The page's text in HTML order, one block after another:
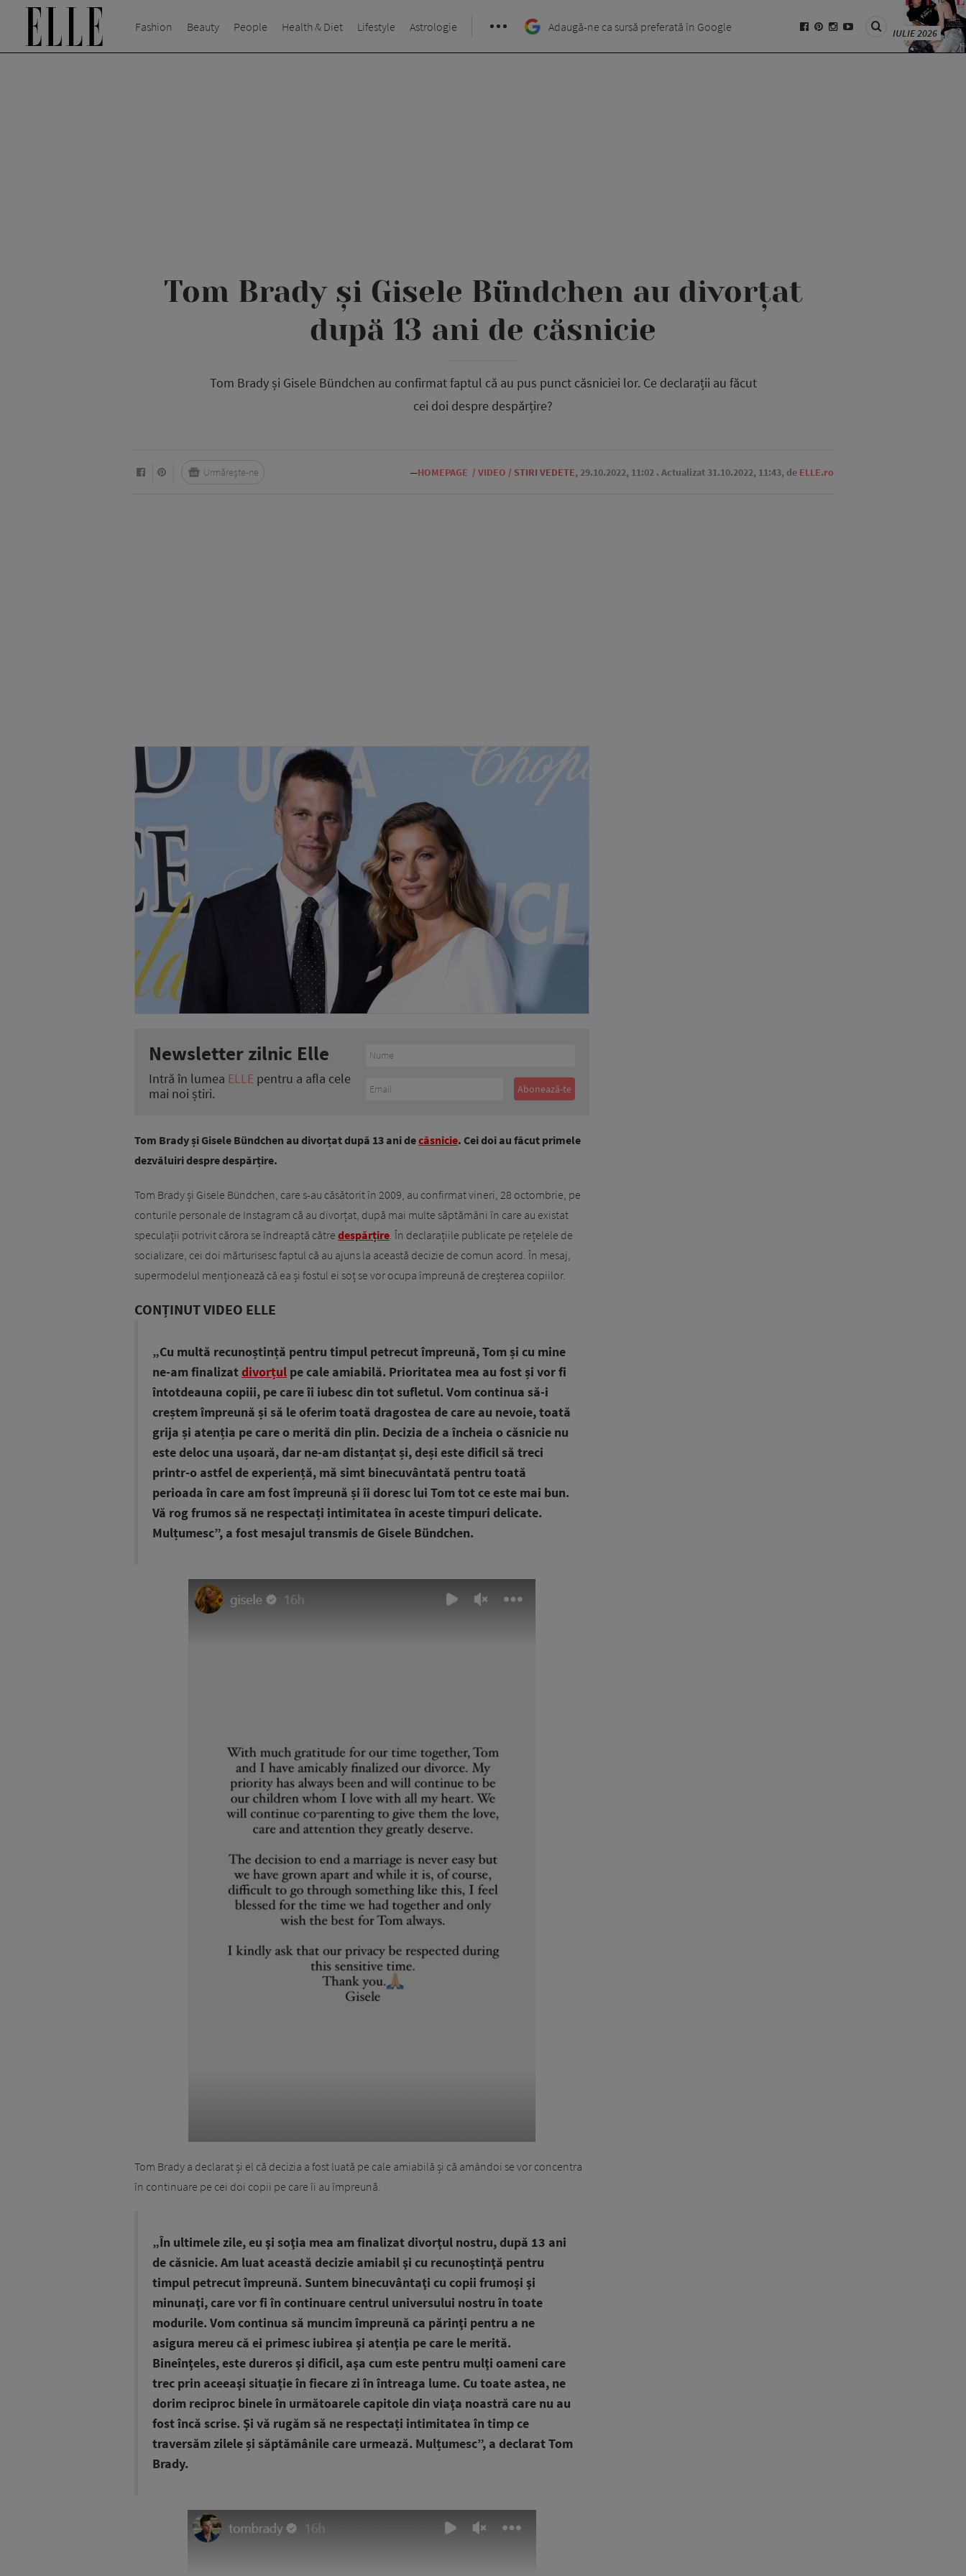
Fashion Beauty People Health & Diet Lifestyle Astrologie Adaugă-ne ca sursă preferată în Google IULIE 2026
Tom Brady și Gisele Bündchen au divorțat
după 13 ani de căsnicie
Tom Brady și Gisele Bündchen au confirmat faptul că au pus punct căsniciei lor. Ce declarații au făcut
cei doi despre despărțire?
—HOMEPAGE / VIDEO / STIRI VEDETE, 29.10.2022, 11:02 . Actualizat 31.10.2022, 11:43, de ELLE.ro
Urmărește-ne
Newsletter zilnic Elle
Intră în lumea ELLE pentru a afla cele
mai noi știri.
Tom Brady și Gisele Bündchen au divorțat după 13 ani decăsnicie. Cei doi au făcut primele
dezvăluiri despre despărțire.
Tom Brady și Gisele Bündchen, care s-au căsătorit în 2009, au confirmat vineri, 28 octombrie, pe
conturile personale de Instagram că au divorțat, după mai multe săptămâni în care au existat
speculații potrivit cărora se îndreaptă către despărțire. În declarațiile publicate pe rețelele de
socializare, cei doi mărturisesc faptul că au ajuns la această decizie de comun acord. În mesaj,
supermodelul menționează că ea și fostul ei soț se vor ocupa împreună de creșterea copiilor.
CONȚINUT VIDEO ELLE
„Cu multă recunoștință pentru timpul petrecut împreună, Tom și cu mine
ne-am finalizatdivorțul pe cale amiabilă. Prioritatea mea au fost și vor fi
întotdeauna copiii, pe care îi iubesc din tot sufletul. Vom continua să-i
creștem împreună și să le oferim toată dragostea de care au nevoie, toată
grija și atenția pe care o merită din plin. Decizia de a încheia o căsnicie nu
este deloc una ușoară, dar ne-am distanțat și, deși este dificil să treci
printr-o astfel de experiență, mă simt binecuvântată pentru toată
perioada în care am fost împreună și îi doresc lui Tom tot ce este mai bun.
Vă rog frumos să ne respectați intimitatea în aceste timpuri delicate.
Mulțumesc”, a fost mesajul transmis de Gisele Bündchen.
Tom Brady a declarat și el că decizia a fost luată pe cale amiabilă și că amândoi se vor concentra
în continuare pe cei doi copii pe care îi au împreună.
„În ultimele zile, eu şi soţia mea am finalizat divorţul nostru, după 13 ani
de căsnicie. Am luat această decizie amiabil şi cu recunoştinţă pentru
timpul petrecut împreună. Suntem binecuvântaţi cu copii frumoşi şi
minunaţi, care vor fi în continuare centrul universului nostru în toate
modurile. Vom continua să muncim împreună ca părinţi pentru a ne
asigura mereu că ei primesc iubirea şi atenţia pe care le merită.
Bineînţeles, este dureros şi dificil, aşa cum este pentru mulţi oameni care
trec prin aceeaşi situaţie în fiecare zi în întreaga lume. Cu toate astea, ne
dorim reciproc binele în următoarele capitole din viaţa noastră care nu au
fost încă scrise. Şi vă rugăm să ne respectați intimitatea în timp ce
traversăm zilele și săptămânile care urmează. Mulțumesc”, a declarat Tom
Brady.